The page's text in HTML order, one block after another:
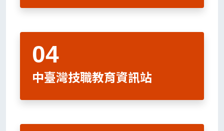
中臺灣技職教育資訊站